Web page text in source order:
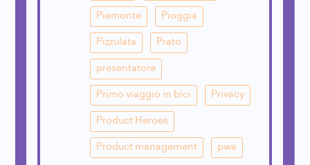
Piemonte Pioggia
Pizzulata Prato
presentatore
Primo viaggio in bici Privacy
Product Heroes
Product management pwa